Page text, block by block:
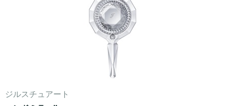
ジルスチュアート